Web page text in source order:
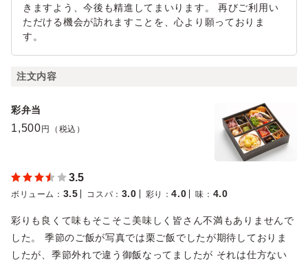
きますよう、今後も精進してまいります。 再びご利用い
ただける機会が訪れますことを、心より願っておりま
す。
注文内容
彩弁当
1,500 円（税込）
3.5
ボリューム ： 3.5 コスパ ： 3.0 彩り ：4.0 味 ： 4.0
彩りも良くて味もそこそこ美味しく皆さん不満もありませんで
した。 季節のご飯が写真では栗ご飯でしたが期待しておりま
したが、季節外れで違う御飯なってましたが それは仕方ない